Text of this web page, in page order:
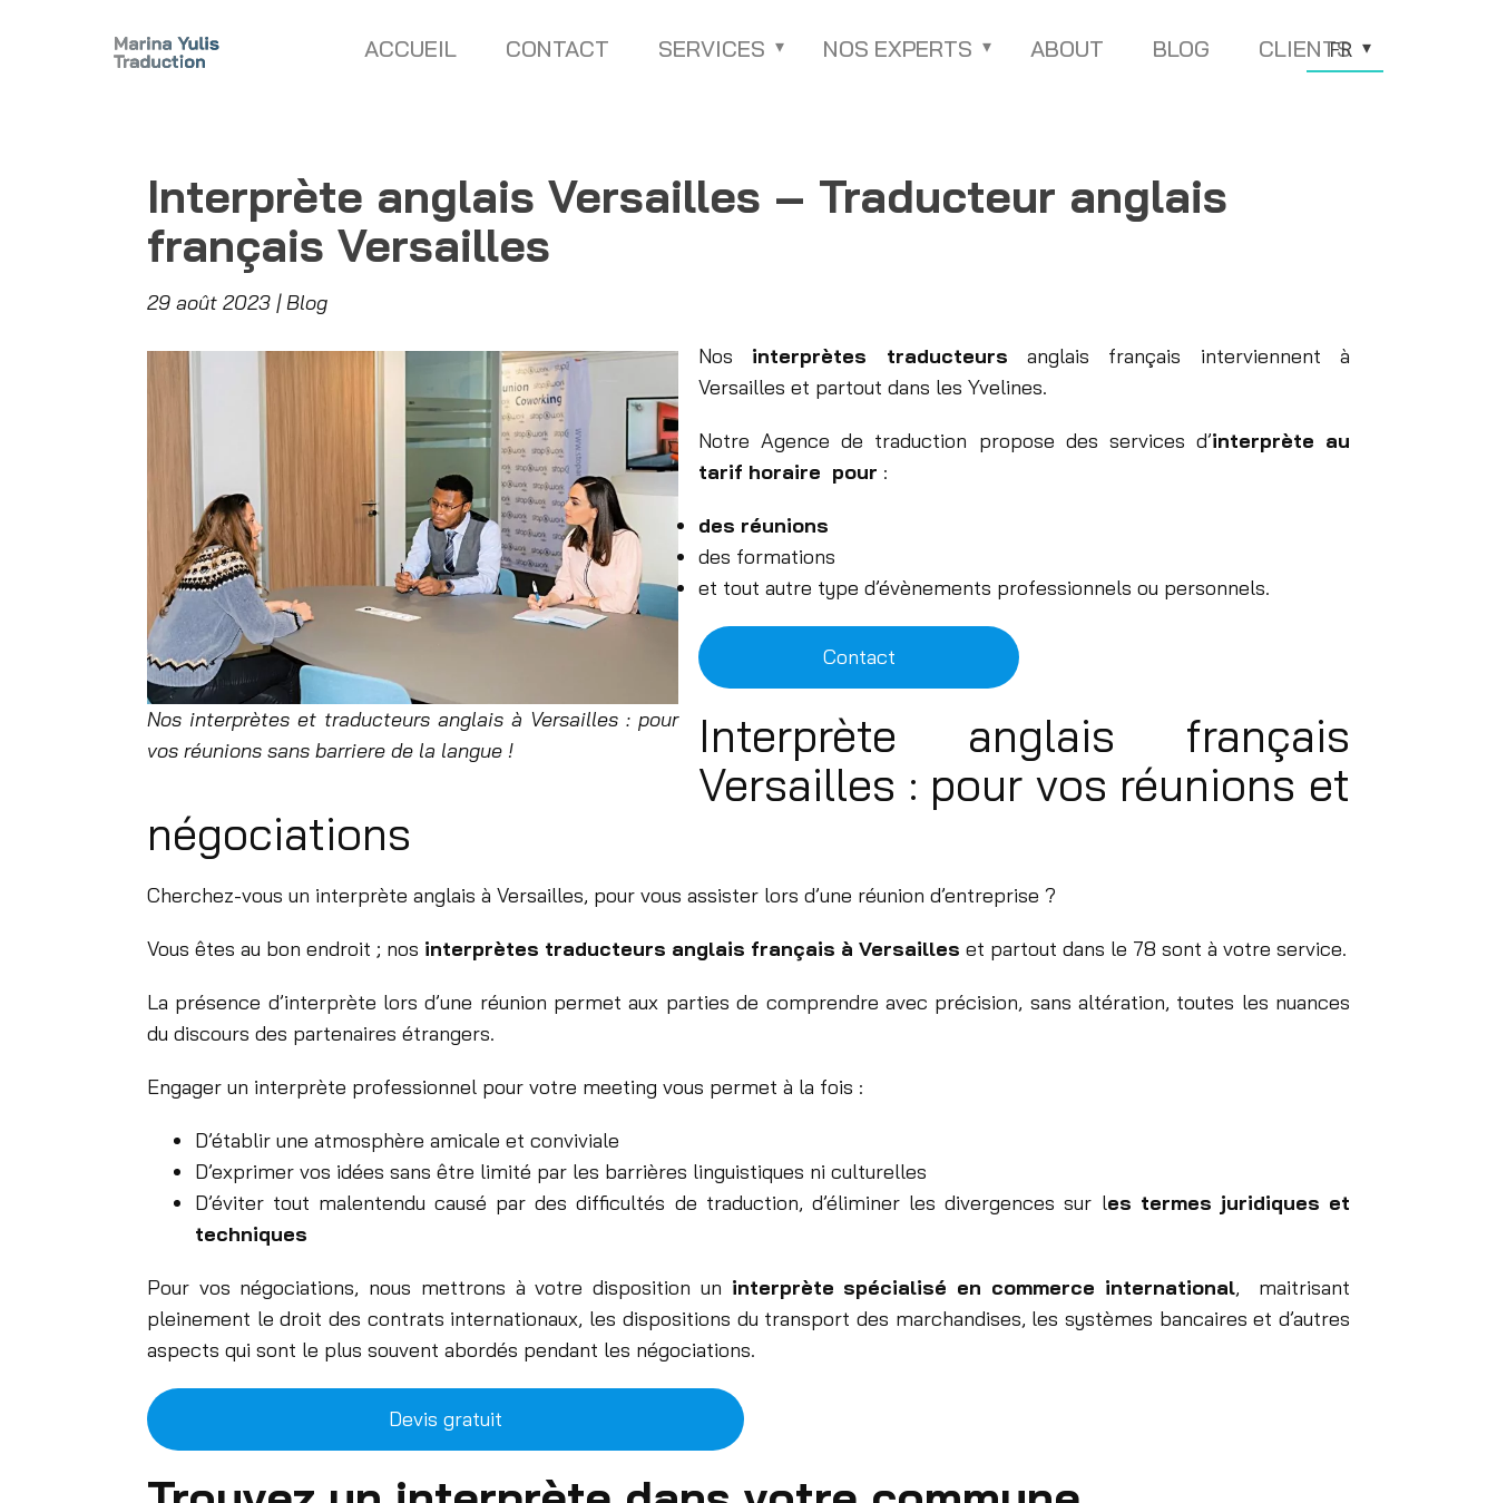
ACCUEIL CONTACT SERVICES NOS EXPERTS ABOUT BLOG CLIENTS
FR
Interprète anglais Versailles – Traducteur anglais
français Versailles
29 août 2023 Blog
Nos interprètes et traducteurs anglais à Versailles : pour
vos réunions sans barriere de la langue !
Nos interprètes traducteursanglais français interviennent à
Versailles et partout dans les Yvelines.
Notre Agence de traduction propose des services d’interprète au
tarif horaire pour :
des réunions
des formations
et tout autre type d’évènements professionnels ou personnels.
Contact
Interprète anglais français
Versailles : pour vos réunions et
négociations
Cherchez-vous un interprète anglais à Versailles, pour vous assister lors d’une réunion d’entreprise ?
Vous êtes au bon endroit ; nos interprètes traducteurs anglais français à Versailles et partout dans le 78 sont à votre service.
La présence d’interprète lors d’une réunion permet aux parties de comprendre avec précision, sans altération, toutes les nuances
du discours des partenaires étrangers.
Engager un interprète professionnel pour votre meeting vous permet à la fois :
D’établir une atmosphère amicale et conviviale
D’exprimer vos idées sans être limité par les barrières linguistiques ni culturelles
D’éviter tout malentendu causé par des difficultés de traduction, d’éliminer les divergences sur les termes juridiques et
techniques
Pour vos négociations, nous mettrons à votre disposition un interprète spécialisé en commerce international, maitrisant
pleinement le droit des contrats internationaux, les dispositions du transport des marchandises, les systèmes bancaires et d’autres
aspects qui sont le plus souvent abordés pendant les négociations.
Devis gratuit